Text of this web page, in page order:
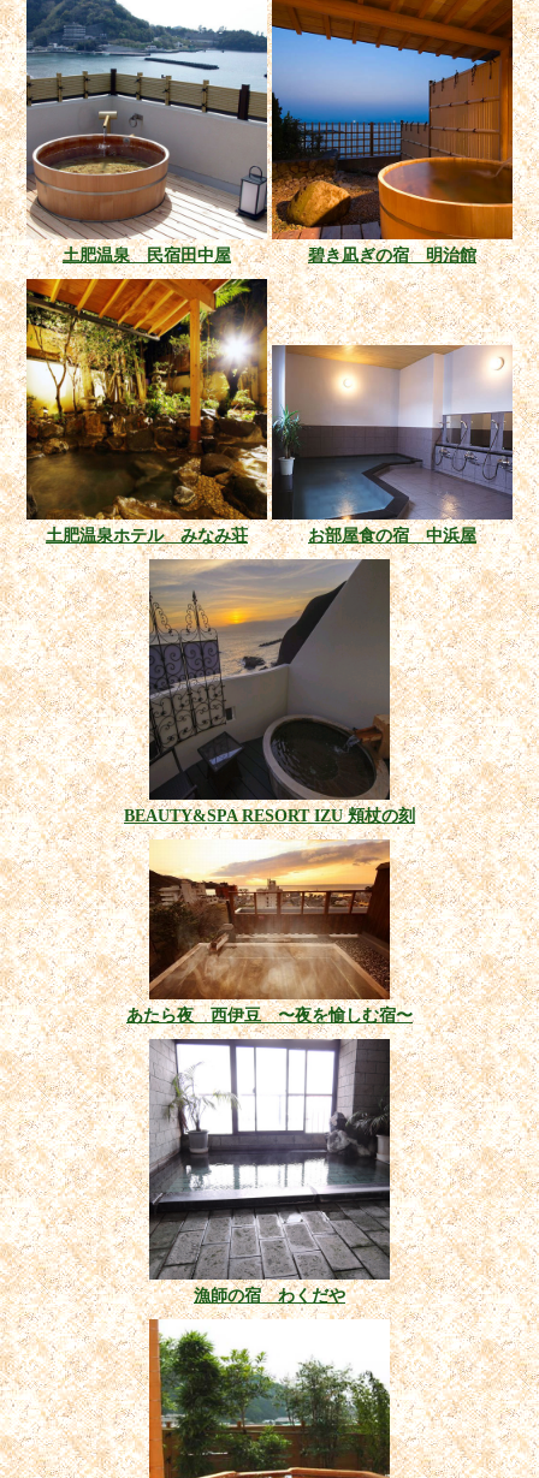
土肥温泉 民宿田中屋 碧き凪ぎの宿 明治館
土肥温泉ホテル みなみ荘 お部屋食の宿 中浜屋
BEAUTY&SPA RESORT IZU 頬杖の刻
あたら夜 西伊豆 〜夜を愉しむ宿〜
漁師の宿 わくだや